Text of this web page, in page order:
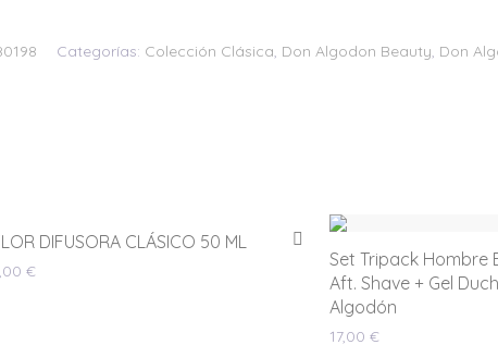
Categorías: Colección Clásica, Don Algodon Beauty, Don
DIFUSORA CLÁSICO 50 ML
€
Set Tripack Hombre
Aft. Shave + Gel
Algodón
17,00 €